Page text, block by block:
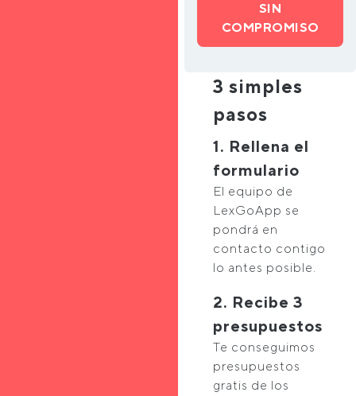
SIN
COMPROMISO
3 simples
pasos
1. Rellena el
formulario
El equipo de
LexGoApp se
pondrá en
contacto contigo
lo antes posible.
2. Recibe 3
presupuestos
Te conseguimos
presupuestos
gratis de los